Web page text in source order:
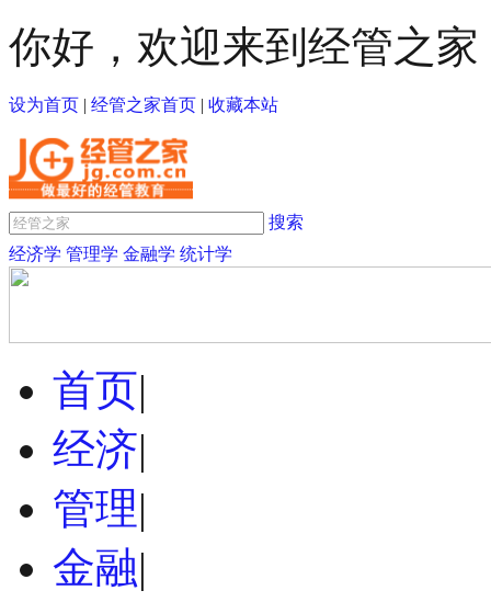
你好，欢迎来到经管之家
设为首页 | 经管之家首页 | 收藏本站
搜索
经济学 管理学 金融学 统计学
首页|
经济|
管理|
金融|